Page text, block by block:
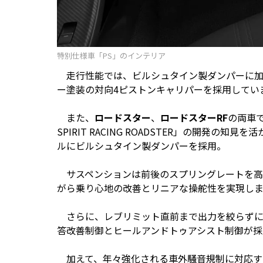
特別仕様車「PS」のインテリア
走行性能では、ビルシュタイン製ダンパーに
ー塗装の対向4ピストンキャリパーを採用してい
また、 ロードスター、 ロードスターRFの両車
SPIRIT RACING ROADSTER」の開発の知見を
ルにビルシュタイン製ダンパーを採用。
サスペンションは前後のスプリングレートを
がら乗り心地の改善とリニアな操舵性を実現し
さらに、レブリミット直前まで出力を絞らず
答改善制御とヒールアンドトゥアシスト制御が
加えて、年々強化される車外騒音規制に対応